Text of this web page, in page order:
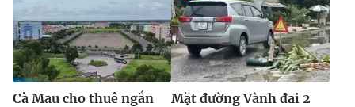
Cà Mau cho thuê ngắn
Mặt đường Vành đai 2